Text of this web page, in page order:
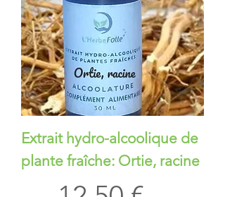
Extrait hydro-alcoolique de
plante fraîche: Ortie, racine